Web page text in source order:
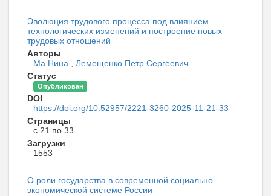
Эволюция трудового процесса под влиянием
технологических изменений и построение новых
трудовых отношений
Авторы
Ма Нина
Лемещенко Петр Сергеевич
Статус
Опубликован
DOI
https://doi.org/10.52957/2221-3260-2025-11-21-33
Страницы
с 21 по 33
Загрузки
1553
О роли государства в современной социально-
экономической системе России